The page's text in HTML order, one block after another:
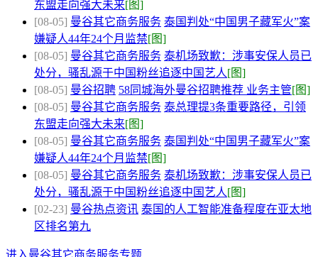
东盟走向强大未来[图]
[08-05] 曼谷其它商务服务 泰国判处“中国男子藏军火”案
嫌疑人44年24个月监禁[图]
[08-05] 曼谷其它商务服务 泰机场致歉：涉事安保人员已
处分，骚乱源于中国粉丝追逐中国艺人[图]
[08-05] 曼谷招聘 58同城海外曼谷招聘推荐 业务主管[图]
[08-05] 曼谷其它商务服务 泰总理提3条重要路径，引领
东盟走向强大未来[图]
[08-05] 曼谷其它商务服务 泰国判处“中国男子藏军火”案
嫌疑人44年24个月监禁[图]
[08-05] 曼谷其它商务服务 泰机场致歉：涉事安保人员已
处分，骚乱源于中国粉丝追逐中国艺人[图]
[02-23] 曼谷热点资讯 泰国的人工智能准备程度在亚太地
区排名第九
进入曼谷其它商务服务专题